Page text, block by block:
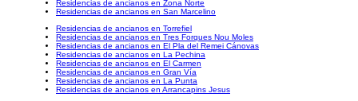
Residencias de ancianos en Zona Norte
Residencias de ancianos en San Marcelino
Residencias de ancianos en Torrefiel
Residencias de ancianos en Tres Forques Nou Moles
Residencias de ancianos en El Pla del Remei Cánovas
Residencias de ancianos en La Pechina
Residencias de ancianos en El Carmen
Residencias de ancianos en Gran Vía
Residencias de ancianos en La Punta
Residencias de ancianos en Arrancapins Jesus